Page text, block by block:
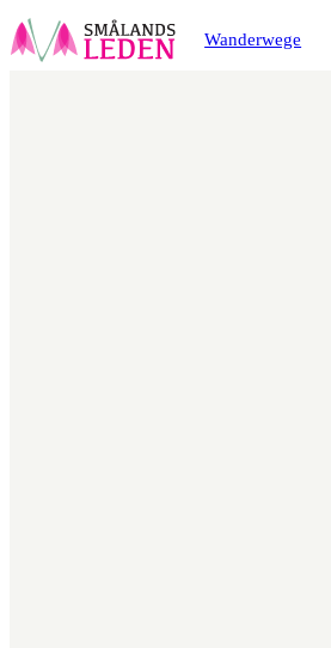
Wanderwege